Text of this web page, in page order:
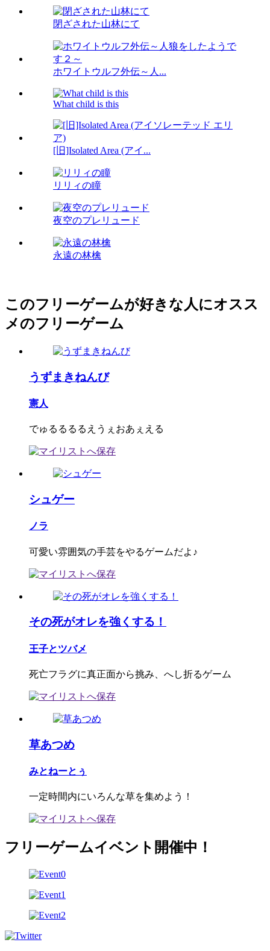
閉ざされた山林にて
ホワイトウルフ外伝～人...
What child is this
[旧]Isolated Area (アイ...
リリィの瞳
夜空のプレリュード
永遠の林檎
このフリーゲームが好きな人にオスス
メのフリーゲーム
うずまきねんび
憲人
でゅるるるるえうぇおあぇえる
シュゲー
ノラ
可愛い雰囲気の手芸をやるゲームだよ♪
その死がオレを強くする！
王子とツバメ
死亡フラグに真正面から挑み、へし折るゲーム
草あつめ
みとねーとぅ
一定時間内にいろんな草を集めよう！
フリーゲームイベント開催中！